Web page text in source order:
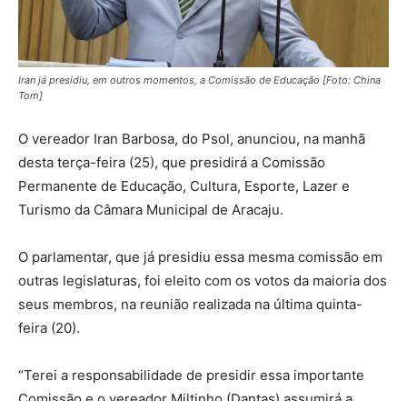
Iran já presidiu, em outros momentos, a Comissão de Educação [Foto: China
Tom]
O vereador Iran Barbosa, do Psol, anunciou, na manhã
desta terça-feira (25), que presidirá a Comissão
Permanente de Educação, Cultura, Esporte, Lazer e
Turismo da Câmara Municipal de Aracaju.
O parlamentar, que já presidiu essa mesma comissão em
outras legislaturas, foi eleito com os votos da maioria dos
seus membros, na reunião realizada na última quinta-
feira (20).
“Terei a responsabilidade de presidir essa importante